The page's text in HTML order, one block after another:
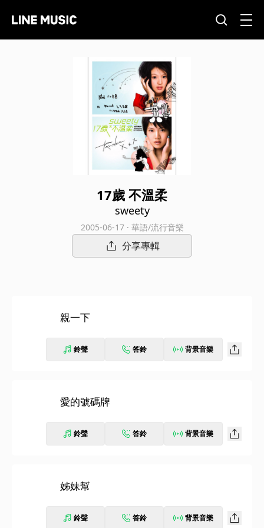
17歲 不溫柔
sweety
2005-06-17 · 華語/流行音樂
分享專輯
親一下
鈴聲 答鈴 背景音樂
愛的號碼牌
鈴聲 答鈴 背景音樂
姊妹幫
鈴聲 答鈴 背景音樂